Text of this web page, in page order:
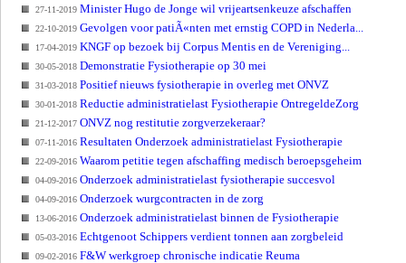
27-11-2019 Minister Hugo de Jonge wil vrijeartsenkeuze afschaffen
22-10-2019 Gevolgen voor patiÃ«nten met ernstig COPD in Nederla...
17-04-2019 KNGF op bezoek bij Corpus Mentis en de Vereniging...
30-05-2018 Demonstratie Fysiotherapie op 30 mei
31-03-2018 Positief nieuws fysiotherapie in overleg met ONVZ
30-01-2018 Reductie administratielast Fysiotherapie OntregeldeZorg
21-12-2017 ONVZ nog restitutie zorgverzekeraar?
07-11-2016 Resultaten Onderzoek administratielast Fysiotherapie
22-09-2016 Waarom petitie tegen afschaffing medisch beroepsgeheim
04-09-2016 Onderzoek administratielast fysiotherapie succesvol
04-09-2016 Onderzoek wurgcontracten in de zorg
13-06-2016 Onderzoek administratielast binnen de Fysiotherapie
05-03-2016 Echtgenoot Schippers verdient tonnen aan zorgbeleid
09-02-2016 F&W werkgroep chronische indicatie Reuma